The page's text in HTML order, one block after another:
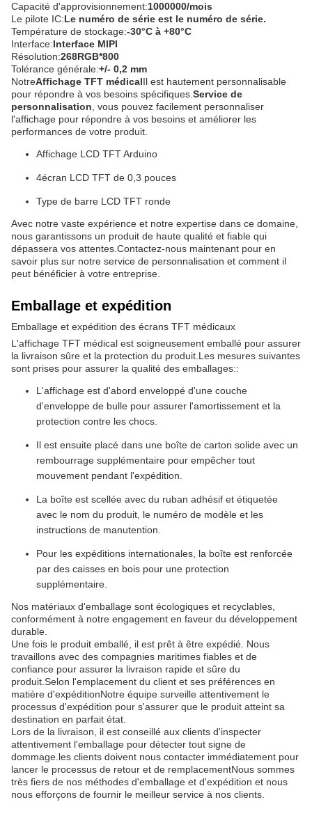
Capacité d'approvisionnement:1000000/mois
Le pilote IC:Le numéro de série est le numéro de série.
Température de stockage:-30°C à +80°C
Interface:Interface MIPI
Résolution:268RGB*800
Tolérance générale:+/- 0,2 mm
NotreAffichage TFT médicalIl est hautement personnalisable
pour répondre à vos besoins spécifiques. Service de
personnalisation , vous pouvez facilement personnaliser
l'affichage pour répondre à vos besoins et améliorer les
performances de votre produit.
Affichage LCD TFT Arduino
4écran LCD TFT de 0,3 pouces
Type de barre LCD TFT ronde
Avec notre vaste expérience et notre expertise dans ce domaine,
nous garantissons un produit de haute qualité et fiable qui
dépassera vos attentes.Contactez-nous maintenant pour en
savoir plus sur notre service de personnalisation et comment il
peut bénéficier à votre entreprise.
Emballage et expédition
Emballage et expédition des écrans TFT médicaux
L'affichage TFT médical est soigneusement emballé pour assurer
la livraison sûre et la protection du produit.Les mesures suivantes
sont prises pour assurer la qualité des emballages::
L'affichage est d'abord enveloppé d'une couche
d'enveloppe de bulle pour assurer l'amortissement et la
protection contre les chocs.
Il est ensuite placé dans une boîte de carton solide avec un
rembourrage supplémentaire pour empêcher tout
mouvement pendant l'expédition.
La boîte est scellée avec du ruban adhésif et étiquetée
avec le nom du produit, le numéro de modèle et les
instructions de manutention.
Pour les expéditions internationales, la boîte est renforcée
par des caisses en bois pour une protection
supplémentaire.
Nos matériaux d'emballage sont écologiques et recyclables,
conformément à notre engagement en faveur du développement
durable.
Une fois le produit emballé, il est prêt à être expédié. Nous
travaillons avec des compagnies maritimes fiables et de
confiance pour assurer la livraison rapide et sûre du
produit.Selon l'emplacement du client et ses préférences en
matière d'expéditionNotre équipe surveille attentivement le
processus d'expédition pour s'assurer que le produit atteint sa
destination en parfait état.
Lors de la livraison, il est conseillé aux clients d'inspecter
attentivement l'emballage pour détecter tout signe de
dommage.les clients doivent nous contacter immédiatement pour
lancer le processus de retour et de remplacementNous sommes
très fiers de nos méthodes d'emballage et d'expédition et nous
nous efforçons de fournir le meilleur service à nos clients.